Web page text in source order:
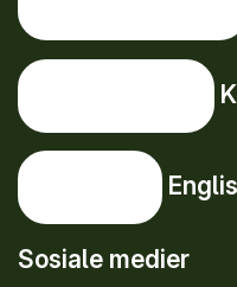
Sosiale medier